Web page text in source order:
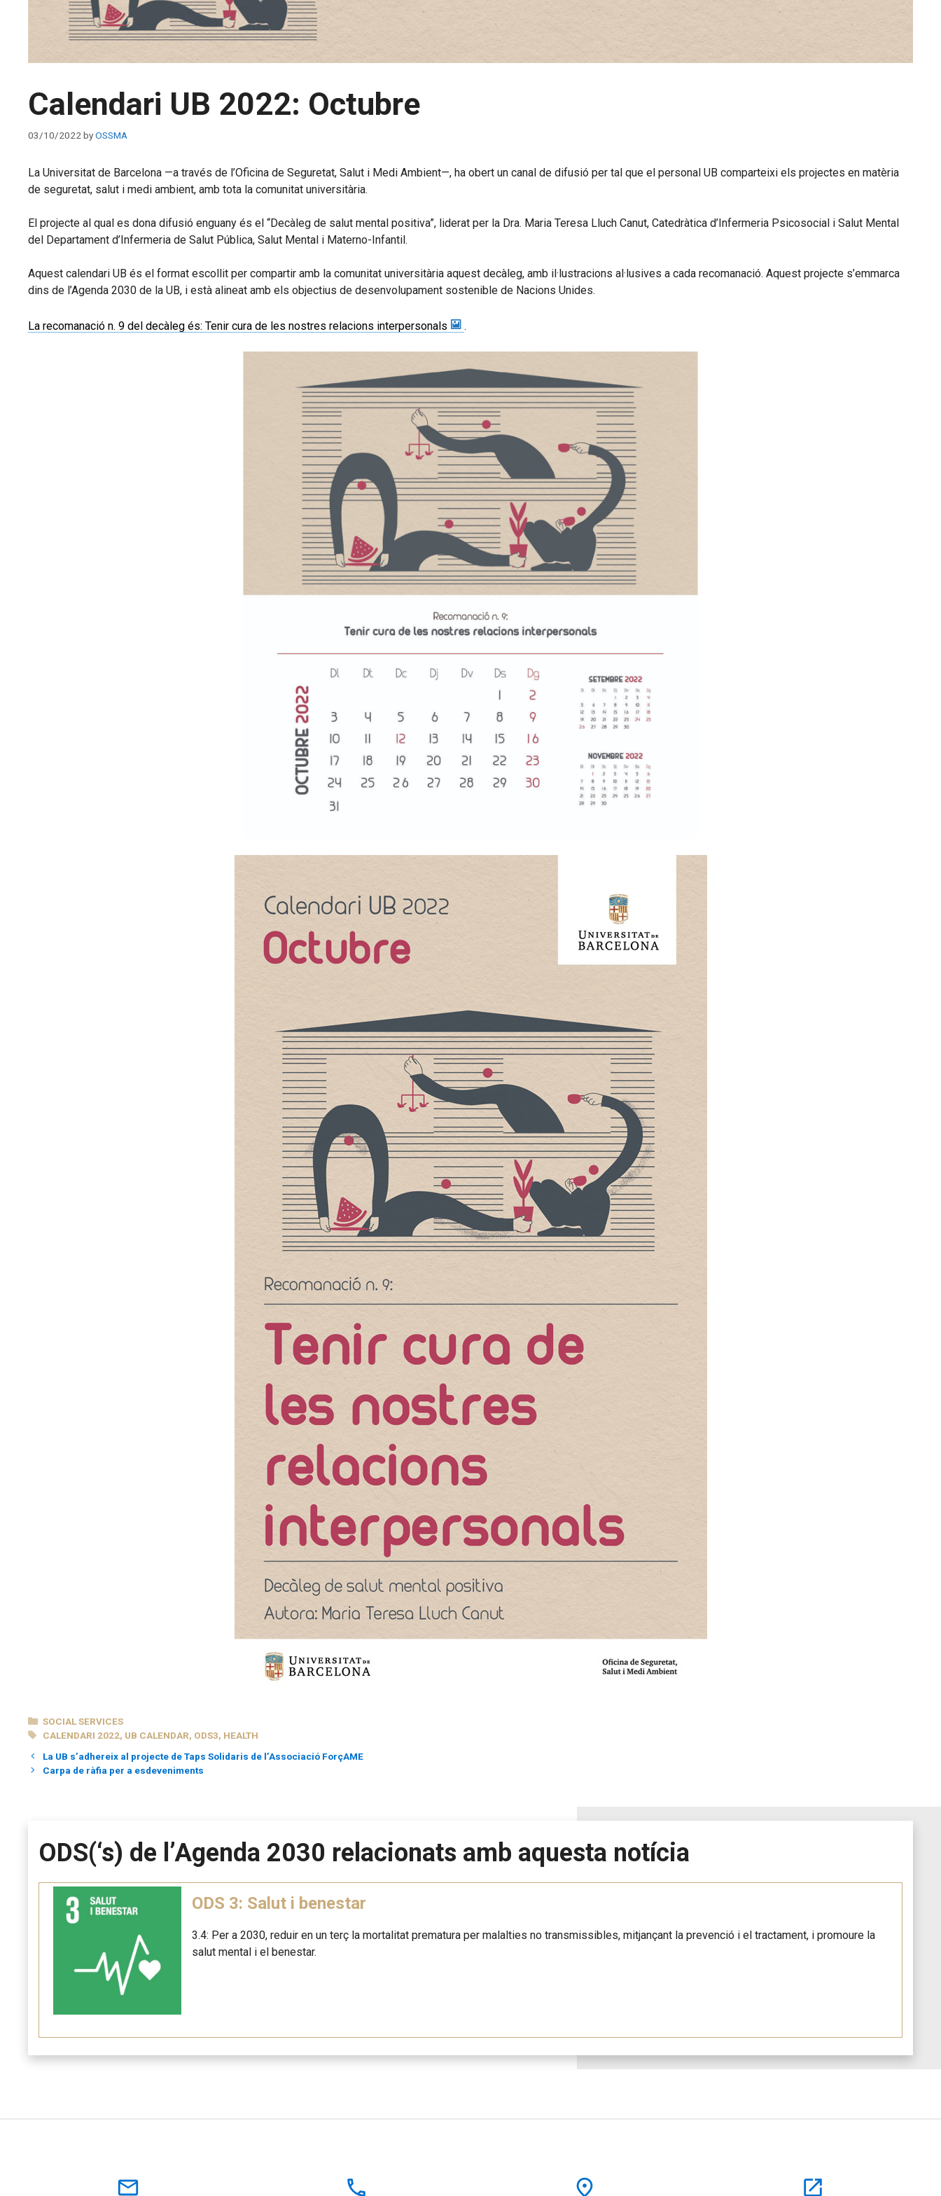
Calendari UB 2022: Octubre
03/10/2022 byOSSMA
La Universitat de Barcelona —a través de l’Oficina de Seguretat, Salut i Medi Ambient—, ha obert un canal de difusió per tal que el personal UB comparteixi els projectes en matèria
de seguretat, salut i medi ambient, amb tota la comunitat universitària.
El projecte al qual es dona difusió enguany és el “Decàleg de salut mental positiva”, liderat per la Dra. Maria Teresa Lluch Canut, Catedràtica d’Infermeria Psicosocial i Salut Mental
del Departament d’Infermeria de Salut Pública, Salut Mental i Materno-Infantil.
Aquest calendari UB és el format escollit per compartir amb la comunitat universitària aquest decàleg, amb il·lustracions al·lusives a cada recomanació. Aquest projecte s’emmarca
dins de l’Agenda 2030 de la UB, i està alineat amb els objectius de desenvolupament sostenible de Nacions Unides.
La recomanació n. 9 del decàleg és: Tenir cura de les nostres relacions interpersonals .
CATEGORIES
SOCIAL SERVICES
TAGS
CALENDARI 2022, UB CALENDAR, ODS3, HEALTH
La UB s’adhereix al projecte de Taps Solidaris de l’Associació ForçAME
Carpa de ràfia per a esdeveniments
ODS(‘s) de l’Agenda 2030 relacionats amb aquesta notícia
ODS 3: Salut i benestar
3.4: Per a 2030, reduir en un terç la mortalitat prematura per malalties no transmissibles, mitjançant la prevenció i el tractament, i promoure la
salut mental i el benestar.
mail_outline local_phone place open_in_new